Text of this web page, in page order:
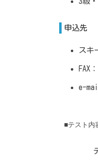
申込先
スキ
FAX
e-
■テスト内